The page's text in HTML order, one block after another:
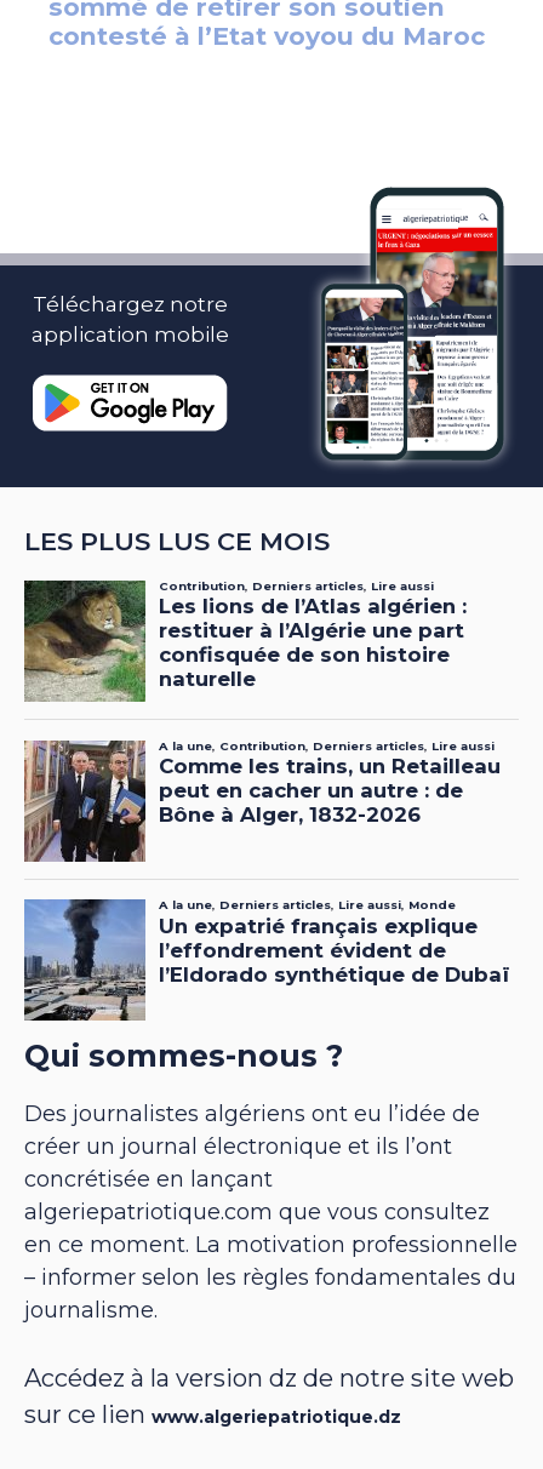
Téléchargez notre
application mobile
LES PLUS LUS CE MOIS
Qui sommes-nous ?
Des journalistes algériens ont eu l’idée de
créer un journal électronique et ils l’ont
concrétisée en lançant
algeriepatriotique.com que vous consultez
en ce moment. La motivation professionnelle
– informer selon les règles fondamentales du
journalisme.
Accédez à la version dz de notre site web
sur ce lien www.algeriepatriotique.dz